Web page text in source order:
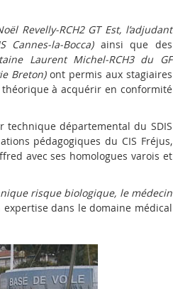
Revelly-RCH2 GT Est, l’adjudant
la-Bocca)ainsi que des
Laurent Michel-RCH3 du GF
Breton) ont permis aux stagiaires
à acquérir en conformité
technique départemental du SDIS
pédagogiques du CIS Fréjus,
avec ses homologues varois et
risque biologique, le médecin
expertise dans le domaine médical